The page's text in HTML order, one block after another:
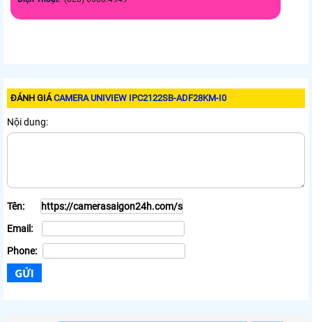
ĐÁNH GIÁCAMERA UNIVIEW IPC2122SB-ADF28KM-I0
Nội dung:
Tên:
Email:
Phone: